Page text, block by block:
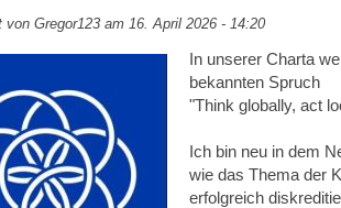
von Gregor123am 16. April 2026 - 14:20
In unserer Charta
bekannten Spruch
"Think globally, act
Ich bin neu in dem
wie das Thema der
erfolgreich